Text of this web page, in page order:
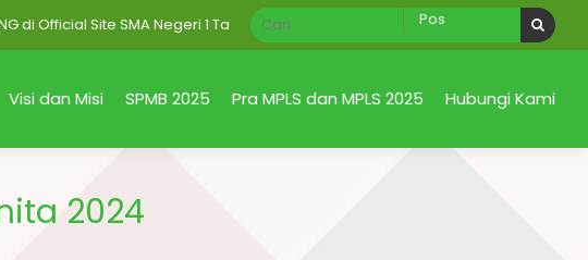
Site SMA Negeri 1 Taman Sidoarjo Jawa Timur
Visi dan Misi SPMB 2025 Pra MPLS dan MPLS 2025 Hubungi Kami
2024